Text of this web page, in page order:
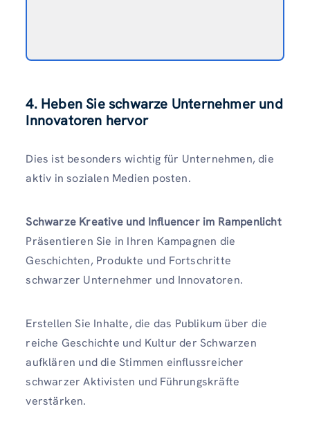
4. Heben Sie schwarze Unternehmer und
Innovatoren hervor
Dies ist besonders wichtig für Unternehmen, die
aktiv in sozialen Medien posten.
Schwarze Kreative und Influencer im Rampenlicht
Präsentieren Sie in Ihren Kampagnen die
Geschichten, Produkte und Fortschritte
schwarzer Unternehmer und Innovatoren.
Erstellen Sie Inhalte, die das Publikum über die
reiche Geschichte und Kultur der Schwarzen
aufklären und die Stimmen einflussreicher
schwarzer Aktivisten und Führungskräfte
verstärken.